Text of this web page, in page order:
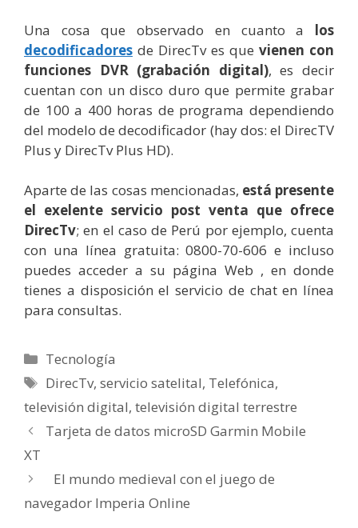
Una cosa que observado en cuanto a los
decodificadores de DirecTv es que vienen con
funciones DVR (grabación digital), es decir
cuentan con un disco duro que permite grabar
de 100 a 400 horas de programa dependiendo
del modelo de decodificador (hay dos: el DirecTV
Plus y DirecTv Plus HD).
Aparte de las cosas mencionadas, está presente
el exelente servicio post venta que ofrece
DirecTv; en el caso de Perú por ejemplo, cuenta
con una línea gratuita: 0800-70-606 e incluso
puedes acceder a su página Web , en donde
tienes a disposición el servicio de chat en línea
para consultas.
Categorías
Tecnología
Etiquetas
DirecTv,servicio satelital, Telefónica,
televisión digital, televisión digital terrestre
Tarjeta de datos microSD Garmin Mobile
XT
El mundo medieval con el juego de
navegador Imperia Online